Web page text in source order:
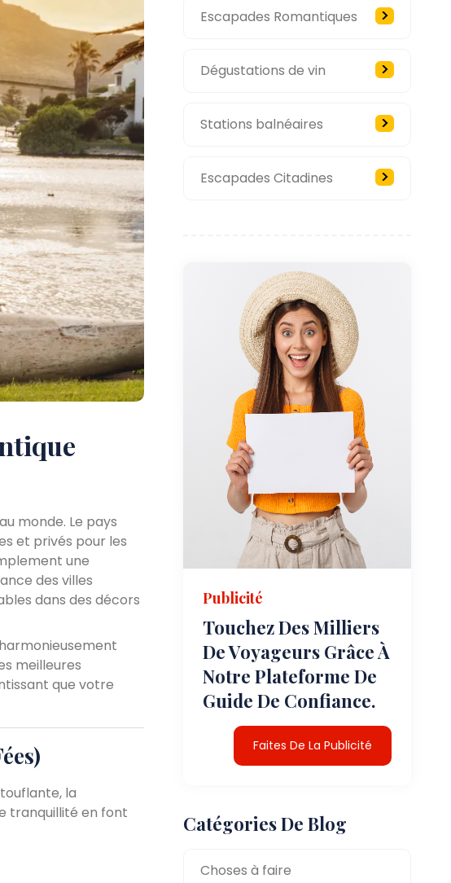
au monde. Le pays
et privés pour les
une
des villes
dans des décors
meilleures
que votre
la
tranquillité en font
Escapades Romantiques
Dégustations de vin
Stations balnéaires
Escapades Citadines
Publicité
Touchez Des Milliers
De Voyageurs Grâce À
Notre Plateforme De
Guide De Confiance.
Faites De La Publicité
Catégories De Blog
Choses à faire